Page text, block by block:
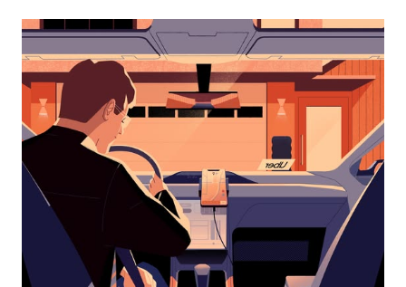
seçmek
aşağı
ok
tuşuna
basın.
Takvimi
kapatmak
için
escape
tuşuna
basın.